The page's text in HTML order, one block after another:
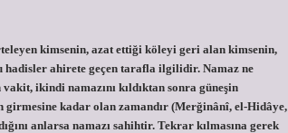
kimsenin, azat ettiği köleyi geri alan kimsenin,
hadisler ahirete geçen tarafla ilgilidir. Namaz ne
ikindi namazını kıldıktan sonra güneşin
girmesine kadar olan zamandır (Merğinânî, el-Hidâye,
anlarsa namazı sahihtir. Tekrar kılmasına gerek